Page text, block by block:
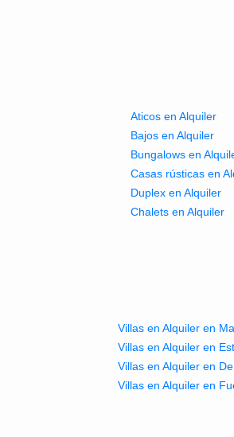
Aticos en Alquiler
Bajos en Alquiler
Bungalows en
Casas rústicas en
Duplex en Alquiler
Chalets en Alquiler
Villas en Alquiler en
Villas en Alquiler en
Villas en Alquiler en
Villas en Alquiler en